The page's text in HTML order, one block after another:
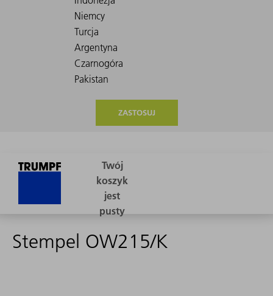
ZASTOSUJ
Stempel OW215/K